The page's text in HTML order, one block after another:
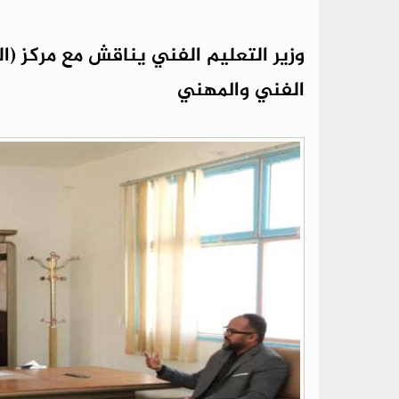
وزير التعليم الفني يناقش مع مركز
الفني والمهني